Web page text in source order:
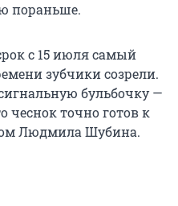
пораньше.
с 15 июля самый
зубчики созрели.
бульбочку —
чеснок точно готов к
Людмила Шубина.